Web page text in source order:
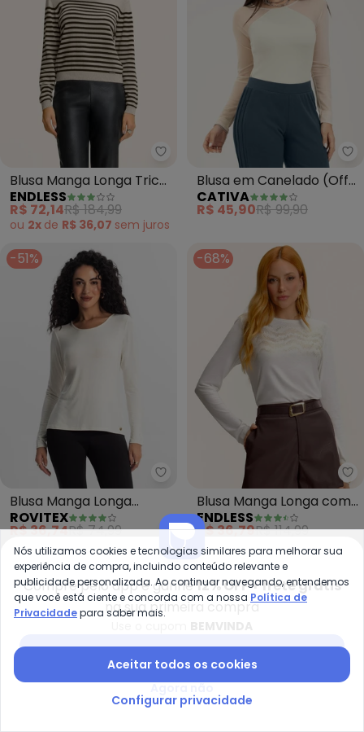
Endless - Blusa Manga Longa
Blusa Manga Longa Tricô
Listrado (Bege)
ENDLESS
R$ 72,14R$ 184,99
ou 2x de R$ 36,07 sem juros
Blusa em Canelado (Off
White)
CATIVA
R$ 45,90R$ 99,90
-51%
Rovitex - Blusa Manga Longa
Blusa Manga Longa
(Bege)
ROVITEX
R$ 36,74R$ 74,99
-68%
Blusa Manga Longa com
Estampa (Bege)
ENDLESS
R$ 36,79R$ 114,99
-75%
-62%
Compre pelo app e ganhe12% OFF + frete grátis
na sua primeira compra
Nós utilizamos cookies e tecnologias similares para melhorar sua
experiência de compra, incluindo conteúdo relevante e
publicidade personalizada. Ao continuar navegando, entendemos
que você está ciente e concorda com a nossa Política de
Privacidadepara saber mais.
Aceitar todos os cookies
Configurar privacidade